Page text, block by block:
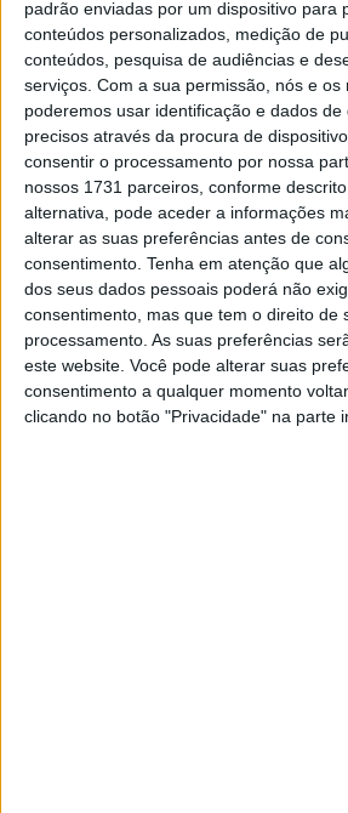
padrão enviadas por um dispositivo para
conteúdos personalizados, medição de
conteúdos, pesquisa de audiências e
serviços. Com a sua permissão, nós e os
poderemos usar identificação e dados de
precisos através da procura de
consentir o processamento por nossa
nossos 1731 parceiros, conforme
alternativa, pode aceder a informações
alterar as suas preferências antes de
consentimento. Tenha em atenção que
dos seus dados pessoais poderá não
consentimento, mas que tem o direito de
processamento. As suas preferências
este website. Você pode alterar suas
consentimento a qualquer momento
clicando no botão "Privacidade" na parte
acontecer e está a precipitar-se com
o esforço que eu faço em casa, mas
bastidores na fábrica da Ducati todos
Artigos relacionados
MotoGP: Iker Lecuona
Silverstone
MotoGP: Marco
para correr em
6 AGOSTO, 2026